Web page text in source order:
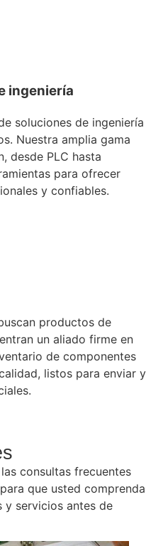
ingeniería
soluciones de ingeniería
Nuestra amplia gama
desde PLC hasta
para ofrecer
y confiables.
productos de
un aliado firme en
de componentes
listos para enviar y
consultas frecuentes
que usted comprenda
y servicios antes de